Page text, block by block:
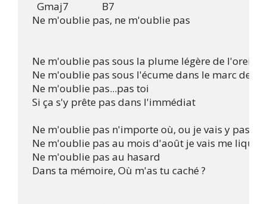
   Gmaj7              B7
Ne m'oublie pas, ne m'oublie pas
Ne m'oublie pas sous la plume légère de l'oreiller
Ne m'oublie pas sous l'écume dans le marc de
Ne m'oublie pas...pas toi
Si ça s'y prête pas dans l'immédiat
Ne m'oublie pas n'importe où, ou je vais y passer
Ne m'oublie pas au mois d'août je vais me
Ne m'oublie pas au hasard
Dans ta mémoire, Où m'as tu caché ?